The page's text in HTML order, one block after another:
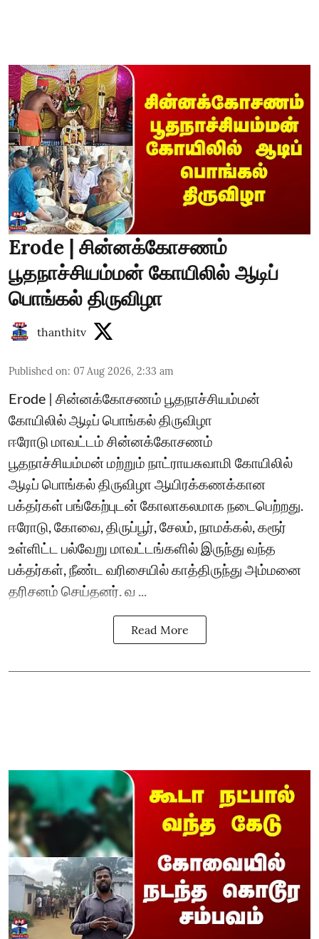
Erode | சின்னக்கோசணம்
பூதநாச்சியம்மன் கோயிலில் ஆடிப்
பொங்கல் திருவிழா
thanthitv
Published on: 07 Aug 2026, 2:33 am
Erode | சின்னக்கோசணம் பூதநாச்சியம்மன்
கோயிலில் ஆடிப் பொங்கல் திருவிழா
ஈரோடு மாவட்டம் சின்னக்கோசணம்
பூதநாச்சியம்மன் மற்றும் நாட்ராயசுவாமி கோயிலில்
ஆடிப் பொங்கல் திருவிழா ஆயிரக்கணக்கான
பக்தர்கள் பங்கேற்புடன் கோலாகலமாக நடைபெற்றது.
ஈரோடு, கோவை, திருப்பூர், சேலம், நாமக்கல், கரூர்
உள்ளிட்ட பல்வேறு மாவட்டங்களில் இருந்து வந்த
பக்தர்கள், நீண்ட வரிசையில் காத்திருந்து அம்மனை
தரிசனம் செய்தனர். வ ...
Read More